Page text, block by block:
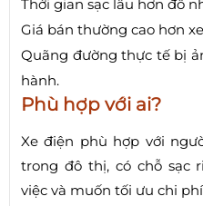
Thời gian sạc lâu hơn đổ
Giá bán thường cao hơn
Quãng đường thực tế bị
hành.
Phù hợp với ai?
Xe điện phù hợp với
trong đô thị, có chỗ sạc
việc và muốn tối ưu chi